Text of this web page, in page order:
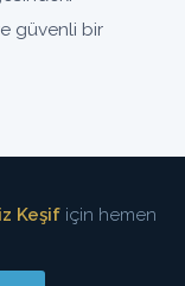
güvenli bir
Keşif için hemen